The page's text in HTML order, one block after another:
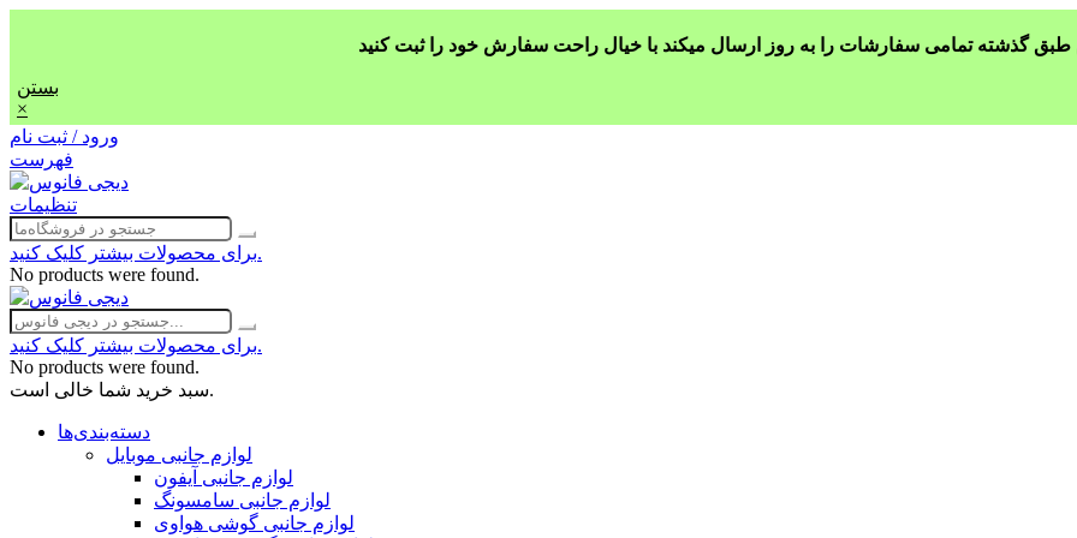
بستن
×
ورود / ثبت نام
فهرست
تنظیمات
برای محصولات بیشتر کلیک کنید.
No products were found.
برای محصولات بیشتر کلیک کنید.
No products were found.
سبد خرید شما خالی است.
دسته‌بندی‌ها
لوازم جانبی موبایل
لوازم جانبی آیفون
لوازم جانبی سامسونگ
لوازم جانبی گوشی هواوی